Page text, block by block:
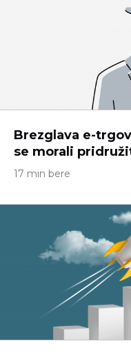
Brezglava e-
se morali
17 min bere